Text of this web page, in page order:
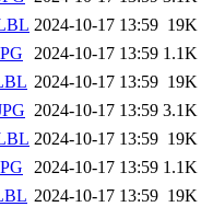
2024-10-17 13:59 19K
2024-10-17 13:59 1.1K
2024-10-17 13:59 19K
2024-10-17 13:59 3.1K
2024-10-17 13:59 19K
2024-10-17 13:59 1.1K
2024-10-17 13:59 19K